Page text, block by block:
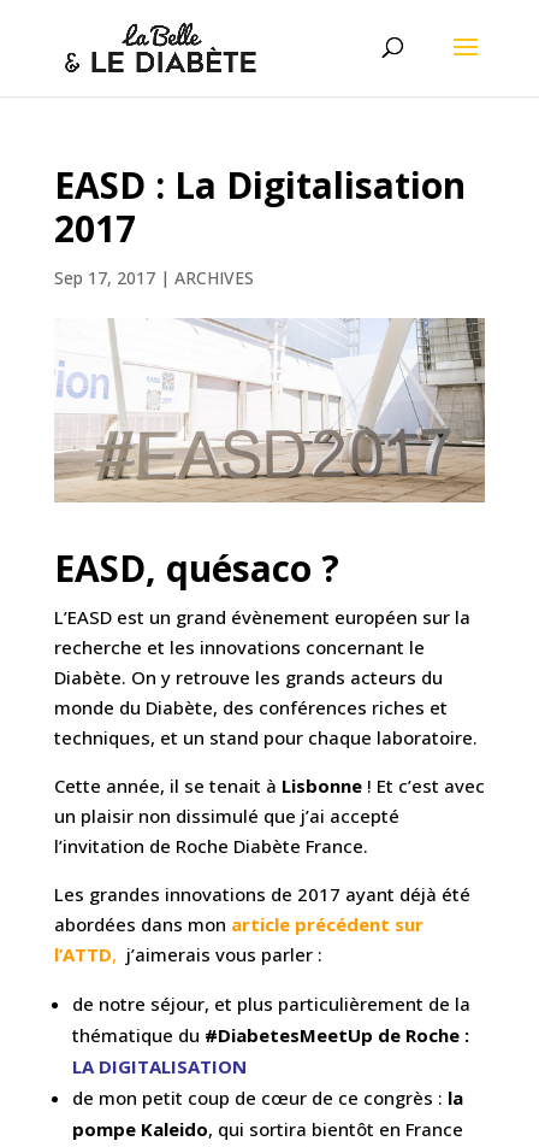
EASD : La Digitalisation
2017
Sep 17, 2017| ARCHIVES
EASD, quésaco ?
L’EASD est un grand évènement européen sur la
recherche et les innovations concernant le
Diabète. On y retrouve les grands acteurs du
monde du Diabète, des conférences riches et
techniques, et un stand pour chaque laboratoire.
Cette année, il se tenait à Lisbonne! Et c’est avec
un plaisir non dissimulé que j’ai accepté
l’invitation de Roche Diabète France.
Les grandes innovations de 2017 ayant déjà été
abordées dans mon article précédent sur
l’ATTD, j’aimerais vous parler :
de notre séjour, et plus particulièrement de la
thématique du #DiabetesMeetUp de Roche :
LA DIGITALISATION
de mon petit coup de cœur de ce congrès : la
pompe Kaleido, qui sortira bientôt en France